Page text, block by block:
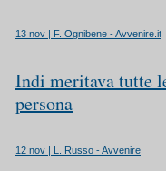
13 nov | F. Ognibene - Avvenire.it
Indi meritava tutte
persona
12 nov | L. Russo - Avvenire